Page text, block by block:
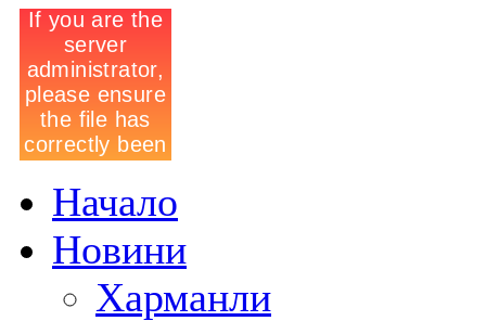
Начало
Новини
Харманли